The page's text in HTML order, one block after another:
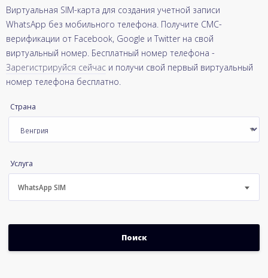
Виртуальная SIM-карта для создания учетной записи
WhatsApp без мобильного телефона. Получите СМС-
верификации от Facebook, Google и Twitter на свой
виртуальный номер. Бесплатный номер телефона -
Зарегистрируйся сейчас и получи свой первый виртуальный
номер телефона бесплатно.
Страна
Услуга
WhatsApp SIM